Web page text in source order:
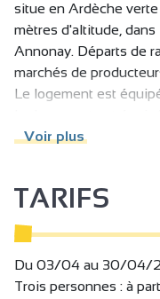
situe en Ardèche
mètres d'altitude,
Annonay. Départs de
marchés de
Le logement est
Voir plus
TARIFS
Du 03/04 au 30/04/
Trois personnes : à